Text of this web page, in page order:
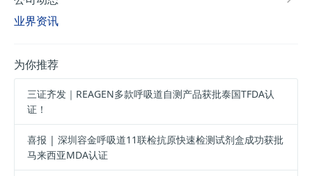
业界资讯
为你推荐
三证齐发｜REAGEN多款呼吸道自测产品获批泰国TFDA认
证！
喜报 | 深圳容金呼吸道11联检抗原快速检测试剂盒成功获批
马来西亚MDA认证